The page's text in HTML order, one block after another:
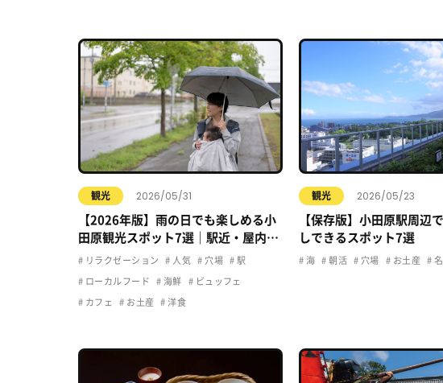
観光 2026/05/31
【2026年版】雨の日でも楽しめる小
田原観光スポット7選｜駅近・屋内・
カフェで快適おでかけ
リラクゼーション 人気 穴場 駅
ローカルフード 海鮮 ビュッフェ
カフェ お土産 洋食
観光 2026/05/23
【保存版】小田原駅周辺
しできるスポット7選
海 朝活 穴場 お土産